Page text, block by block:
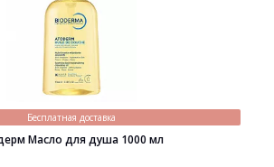
Бесплатная доставка
Масло для душа 1000 мл